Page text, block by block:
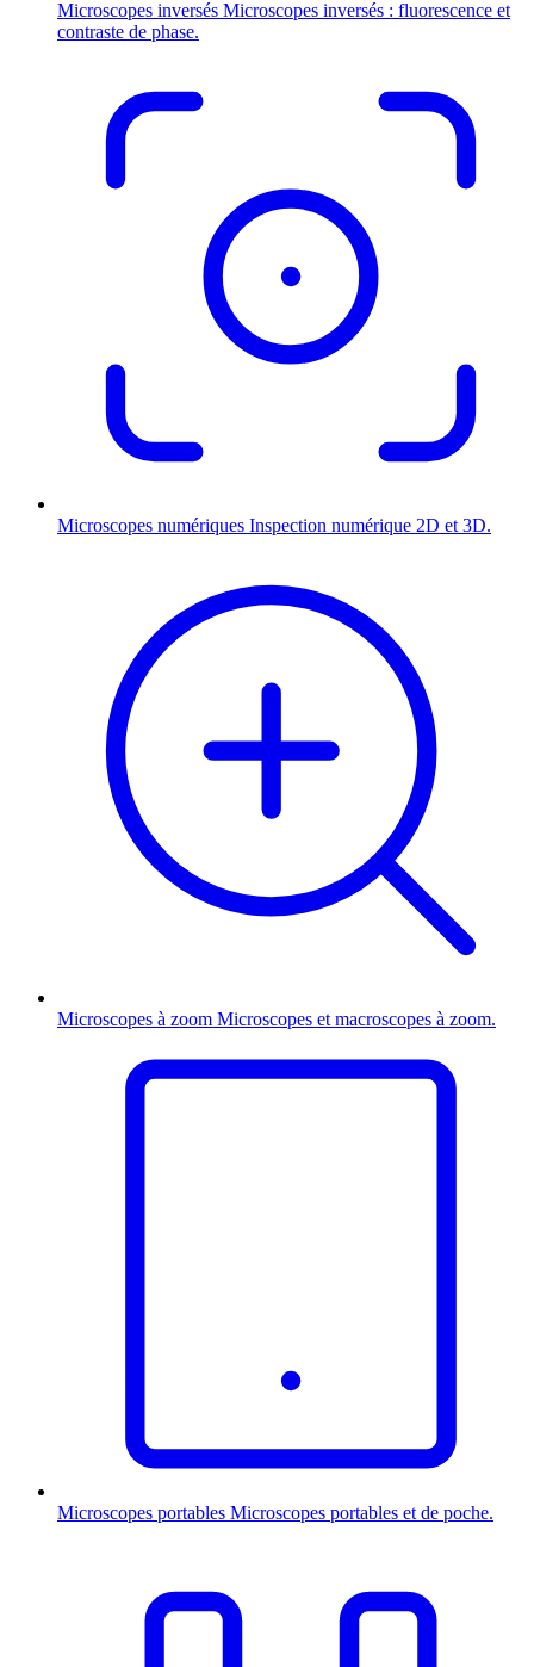
Microscopes inversés Microscopes inversés : fluorescence et
contraste de phase.
Microscopes numériques Inspection numérique 2D et 3D.
Microscopes à zoom Microscopes et macroscopes à zoom.
Microscopes portables Microscopes portables et de poche.